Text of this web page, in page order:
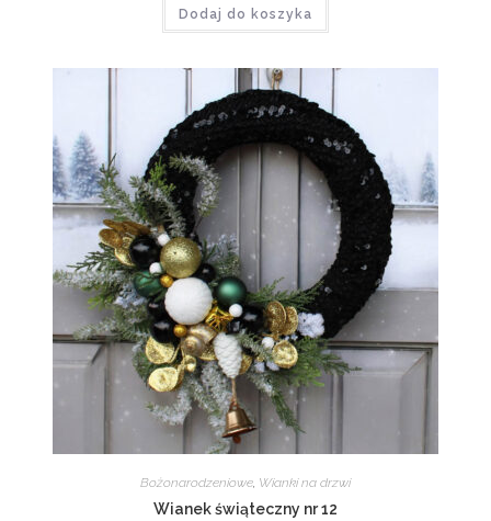
Dodaj do koszyka
Bożonarodzeniowe, Wianki na drzwi
Wianek świąteczny nr 12